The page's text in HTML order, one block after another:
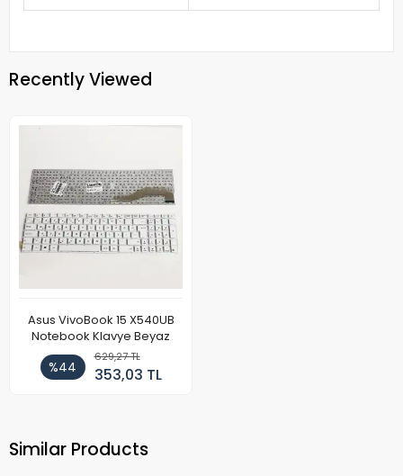
Recently Viewed
Asus VivoBook 15 X540UB
Notebook Klavye Beyaz
%44
629,27 TL
353,03 TL
Similar Products